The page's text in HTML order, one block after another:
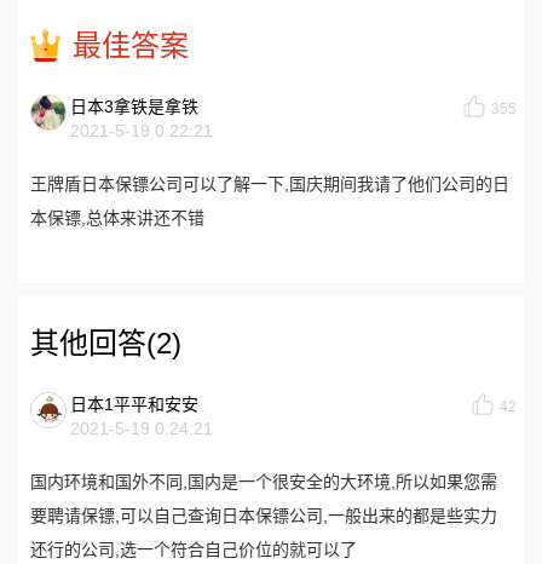
最佳答案
日本3拿铁是拿铁
2021-5-19 0:22:21
355
王牌盾日本保镖公司可以了解一下,国庆期间我请了他们公司的日
本保镖,总体来讲还不错
其他回答(2)
日本1平平和安安
2021-5-19 0:24:21
42
国内环境和国外不同,国内是一个很安全的大环境,所以如果您需
要聘请保镖,可以自己查询日本保镖公司,一般出来的都是些实力
还行的公司,选一个符合自己价位的就可以了